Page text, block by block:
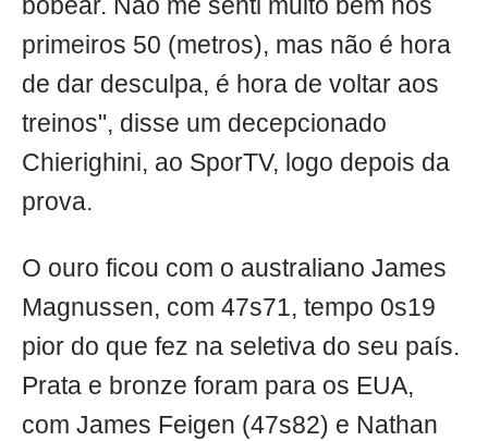
bobear. Não me senti muito bem nos
primeiros 50 (metros), mas não é hora
de dar desculpa, é hora de voltar aos
treinos", disse um decepcionado
Chierighini, ao SporTV, logo depois da
prova.
O ouro ficou com o australiano James
Magnussen, com 47s71, tempo 0s19
pior do que fez na seletiva do seu país.
Prata e bronze foram para os EUA,
com James Feigen (47s82) e Nathan